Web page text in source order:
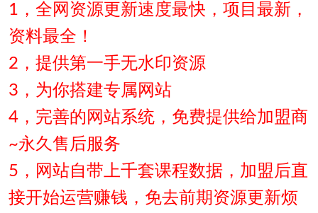
1，全网资源更新速度最快，项目最新，
资料最全！
2，提供第一手无水印资源
3，为你搭建专属网站
4，完善的网站系统，免费提供给加盟商
~永久售后服务
5，网站自带上千套课程数据，加盟后直
接开始运营赚钱，免去前期资源更新烦